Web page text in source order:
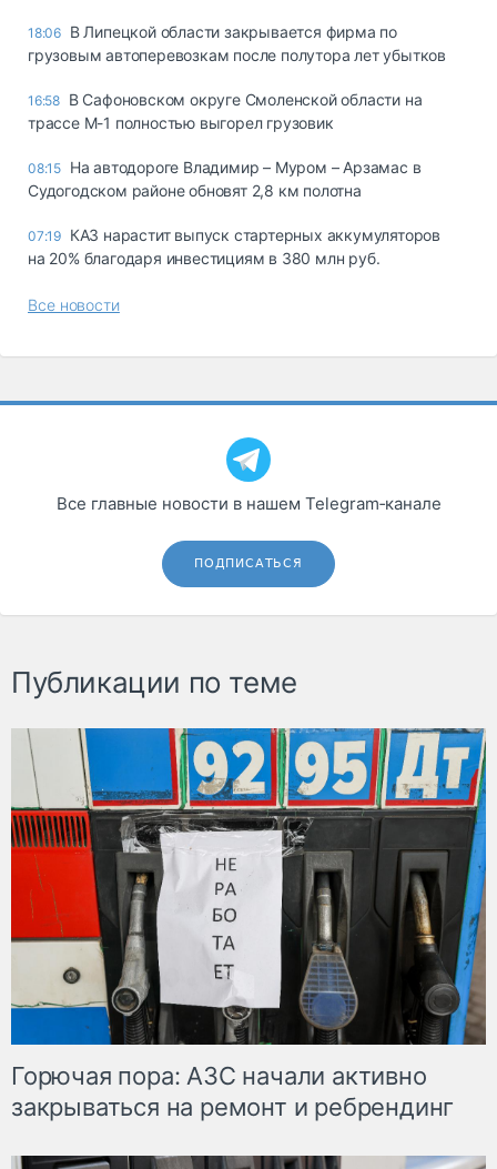
18:06 В Липецкой области закрывается фирма по
грузовым автоперевозкам после полутора лет убытков
16:58 В Сафоновском округе Смоленской области на
трассе М-1 полностью выгорел грузовик
08:15 На автодороге Владимир – Муром – Арзамас в
Судогодском районе обновят 2,8 км полотна
07:19 КАЗ нарастит выпуск стартерных аккумуляторов
на 20% благодаря инвестициям в 380 млн руб.
Все новости
Все главные новости в нашем Telegram‑канале
ПОДПИСАТЬСЯ
Публикации по теме
Горючая пора: АЗС начали активно
закрываться на ремонт и ребрендинг